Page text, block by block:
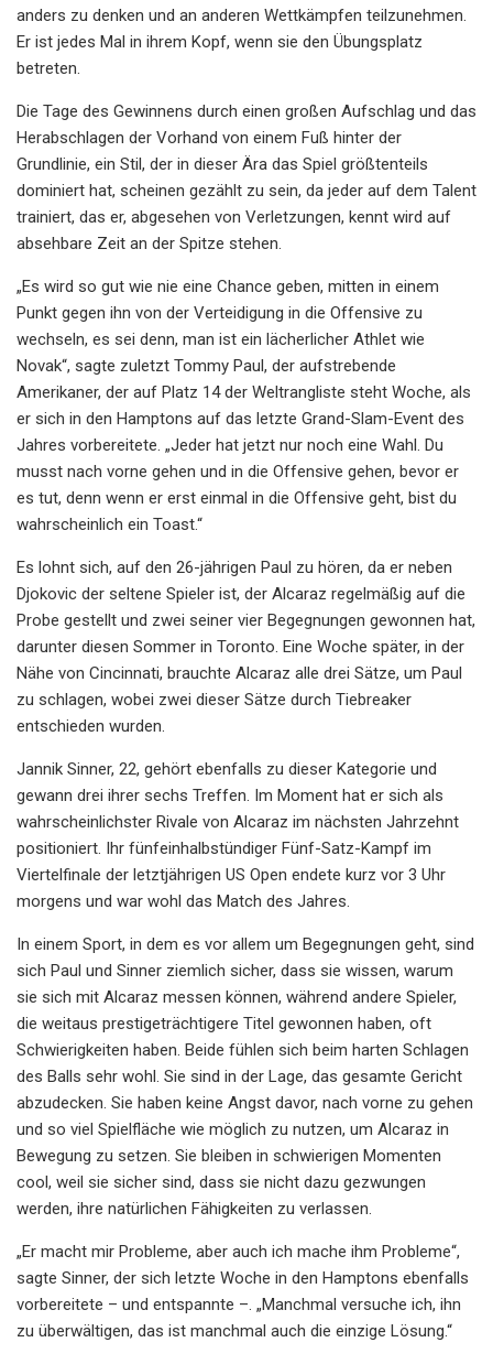
anders zu denken und an anderen Wettkämpfen teilzunehmen.
Er ist jedes Mal in ihrem Kopf, wenn sie den Übungsplatz
betreten.
Die Tage des Gewinnens durch einen großen Aufschlag und das
Herabschlagen der Vorhand von einem Fuß hinter der
Grundlinie, ein Stil, der in dieser Ära das Spiel größtenteils
dominiert hat, scheinen gezählt zu sein, da jeder auf dem Talent
trainiert, das er, abgesehen von Verletzungen, kennt wird auf
absehbare Zeit an der Spitze stehen.
„Es wird so gut wie nie eine Chance geben, mitten in einem
Punkt gegen ihn von der Verteidigung in die Offensive zu
wechseln, es sei denn, man ist ein lächerlicher Athlet wie
Novak“, sagte zuletzt Tommy Paul, der aufstrebende
Amerikaner, der auf Platz 14 der Weltrangliste steht Woche, als
er sich in den Hamptons auf das letzte Grand-Slam-Event des
Jahres vorbereitete. „Jeder hat jetzt nur noch eine Wahl. Du
musst nach vorne gehen und in die Offensive gehen, bevor er
es tut, denn wenn er erst einmal in die Offensive geht, bist du
wahrscheinlich ein Toast.“
Es lohnt sich, auf den 26-jährigen Paul zu hören, da er neben
Djokovic der seltene Spieler ist, der Alcaraz regelmäßig auf die
Probe gestellt und zwei seiner vier Begegnungen gewonnen hat,
darunter diesen Sommer in Toronto. Eine Woche später, in der
Nähe von Cincinnati, brauchte Alcaraz alle drei Sätze, um Paul
zu schlagen, wobei zwei dieser Sätze durch Tiebreaker
entschieden wurden.
Jannik Sinner, 22, gehört ebenfalls zu dieser Kategorie und
gewann drei ihrer sechs Treffen. Im Moment hat er sich als
wahrscheinlichster Rivale von Alcaraz im nächsten Jahrzehnt
positioniert. Ihr fünfeinhalbstündiger Fünf-Satz-Kampf im
Viertelfinale der letztjährigen US Open endete kurz vor 3 Uhr
morgens und war wohl das Match des Jahres.
In einem Sport, in dem es vor allem um Begegnungen geht, sind
sich Paul und Sinner ziemlich sicher, dass sie wissen, warum
sie sich mit Alcaraz messen können, während andere Spieler,
die weitaus prestigeträchtigere Titel gewonnen haben, oft
Schwierigkeiten haben. Beide fühlen sich beim harten Schlagen
des Balls sehr wohl. Sie sind in der Lage, das gesamte Gericht
abzudecken. Sie haben keine Angst davor, nach vorne zu gehen
und so viel Spielfläche wie möglich zu nutzen, um Alcaraz in
Bewegung zu setzen. Sie bleiben in schwierigen Momenten
cool, weil sie sicher sind, dass sie nicht dazu gezwungen
werden, ihre natürlichen Fähigkeiten zu verlassen.
„Er macht mir Probleme, aber auch ich mache ihm Probleme“,
sagte Sinner, der sich letzte Woche in den Hamptons ebenfalls
vorbereitete – und entspannte –. „Manchmal versuche ich, ihn
zu überwältigen, das ist manchmal auch die einzige Lösung.“